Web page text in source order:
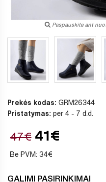
Paspauskite ant
Prekės kodas: GRM26344
Pristatymas: per 4 - 7 d.d.
47€ 41€
Be PVM: 34€
GALIMI PASIRINKIMAI